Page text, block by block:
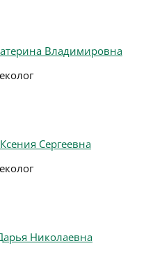
Владимировна
Сергеевна
Николаевна